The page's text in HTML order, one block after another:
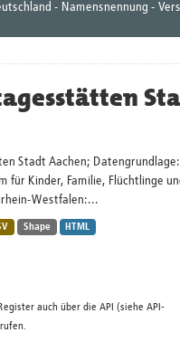
- Namensnennung -
Stadt Aachen;
für Kinder, Familie, Flüchtlinge
Westfalen:...
Shape HTML
auch über die API (siehe API-